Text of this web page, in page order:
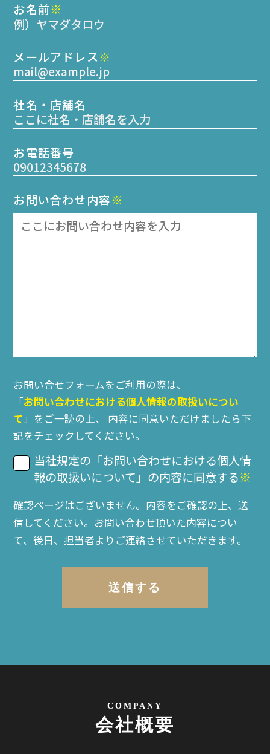
お名前※
メールアドレス※
社名・店舗名
お電話番号
お問い合わせ内容※
お問い合せフォームをご利用の際は、
「お問い合わせにおける個人情報の取扱いについ
て 」をご一読の上、
内容に同意いただけましたら下
記をチェックしてください。
当社規定の「お問い合わせにおける個人情
報の取扱いについて」の内容に同意する※
確認ページはございません。内容をご確認の上、送
信してください。 お問い合わせ頂いた内容につい
て、後日、担当者よりご連絡させていただきます。
COMPANY
会社概要